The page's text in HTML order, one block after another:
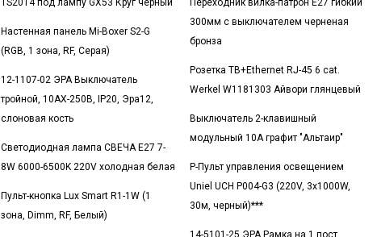
TS2014 под лампу GX53 Круг черный
Настенная панель Mi-Boxer S2-G
(RGB, 1 зона, RF, Серая)
12-1107-02 ЭРА Выключатель
тройной, 10АХ-250В, IP20, Эра12,
слоновая кость
Светодиодная лампа СВЕЧА E27 7-
8W 6000-6500K 220V холодная белая
Пульт-кнопка Lux Smart R1-1W (1
зона, Dimm, RF, Белый)
Переходник вилка-патрон E27 гибкий
300мм с выключателем черненая
бронза
Розетка ТВ+Ethernet RJ-45 6 cat.
Werkel W1181303 Айвори глянцевый
Выключатель 2-клавишный
модульный 10А графит "Альтаир"
Р-Пульт управления освещением
Uniel UCH P004-G3 (220V, 3x1000W,
30м, черный)***
14-5101-25 ЭРА Рамка на 1 пост,